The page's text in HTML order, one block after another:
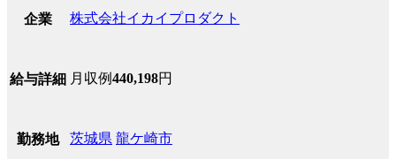
企業 株式会社イカイプロダクト
給与詳細 月収例440,198円
勤務地 茨城県 龍ケ崎市